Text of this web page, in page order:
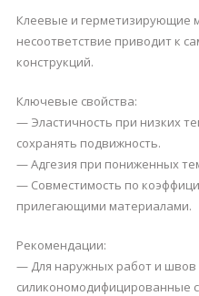
Клеевые и герметизирующие
несоответствие приводит к
конструкций.
Ключевые свойства:
— Эластичность при низких
сохранять подвижность.
— Адгезия при пониженных
— Совместимость по
прилегающими материалами.
Рекомендации:
— Для наружных работ и
силикономодифицированные